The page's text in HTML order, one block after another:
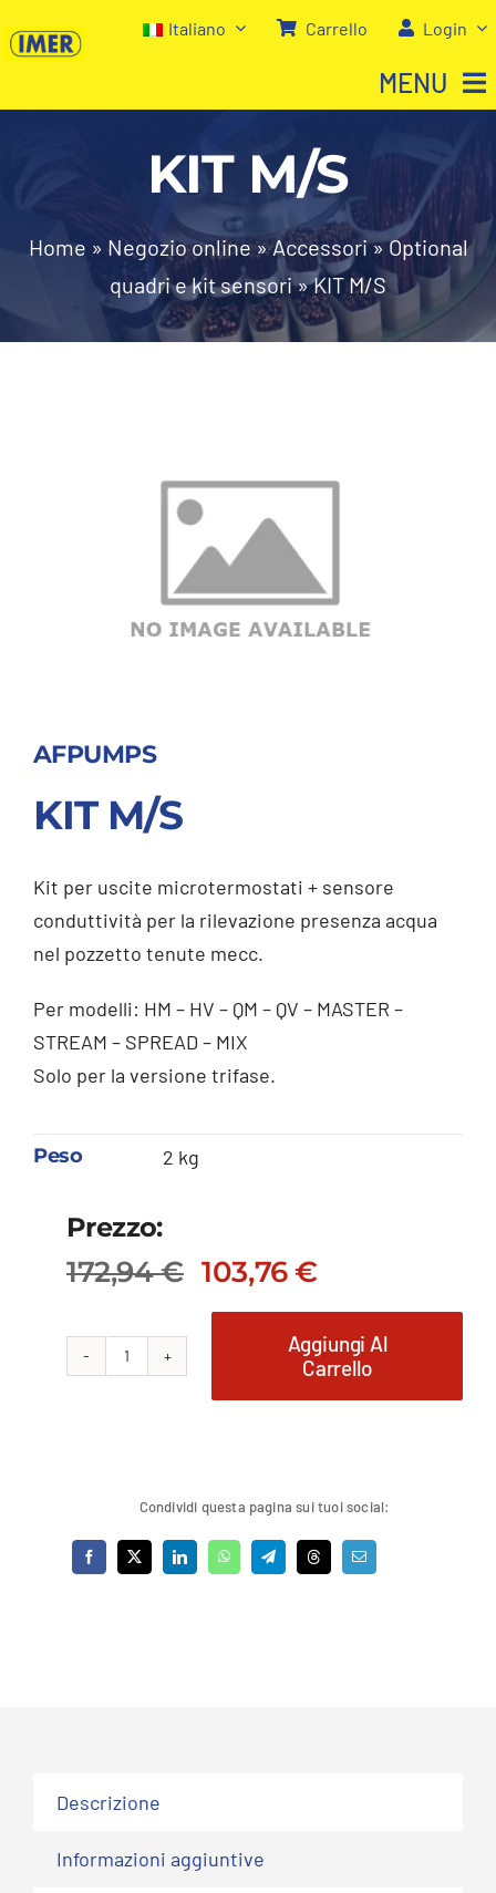
al
Italiano Carrello Login
MENU
Negozio
Chi siamo
KIT M/S
Home » Negozio online»Accessori»Optional
quadri e kit sensori»KIT M/S
AFPUMPS
KIT M/S
Kit per uscite microtermostati + sensore
conduttività per la rilevazione presenza acqua
nel pozzetto tenute mecc.
Per modelli: HM – HV – QM – QV – MASTER –
STREAM – SPREAD – MIX
Solo per la versione trifase.
Peso 2 kg
Prezzo:
172,94€
Il
originale
era:
103,76€
Il
attuale
è:
KIT
Aggiungi Al
Carrello
Condividi questa pagina sui tuoi social:
Descrizione
Informazioni aggiuntive